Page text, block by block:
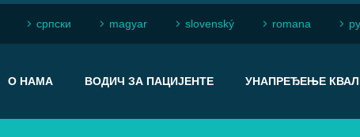
српски magyar slovenský romana
О НАМА ВОДИЧ ЗА ПАЦИЈЕНТЕ УНАПРЕЂЕЊЕ